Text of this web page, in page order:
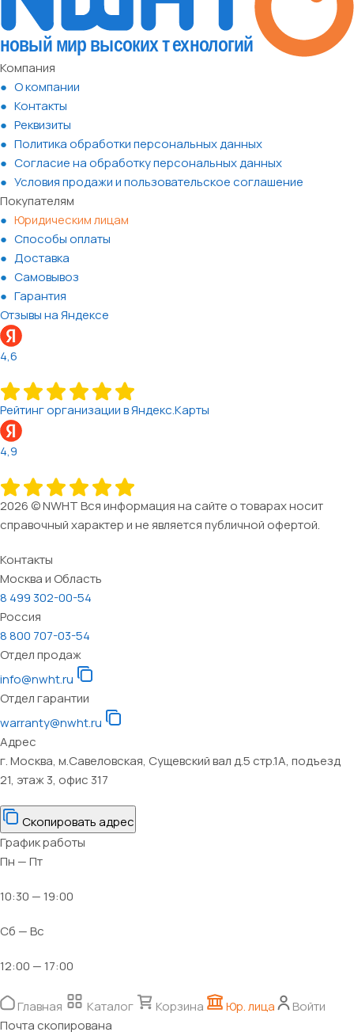
Компания
О компании
Контакты
Реквизиты
Политика обработки персональных данных
Согласие на обработку персональных данных
Условия продажи и пользовательское соглашение
Покупателям
Юридическим лицам
Способы оплаты
Доставка
Самовывоз
Гарантия
Отзывы на Яндексе
4,6
Рейтинг организации в Яндекс.Карты
4,9
2026 © NWHT Вся информация на сайте о товарах носит
справочный характер и не является публичной офертой.
Контакты
Москва и Область
8 499 302-00-54
Россия
8 800 707-03-54
Отдел продаж
info@nwht.ru
Отдел гарантии
warranty@nwht.ru
Адрес
г. Москва, м.Савеловская, Сущевский вал д.5 стр.1А, подъезд
21, этаж 3, офис 317
Скопировать адрес
График работы
Пн — Пт
10:30 — 19:00
Сб — Вс
12:00 — 17:00
Главная Каталог Корзина Юр. лица
Войти
Почта скопирована